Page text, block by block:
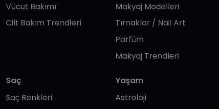
Vücut Bakımı
Cilt Bakım Trendleri
Makyaj Modelleri
Tırnaklar / Nail Art
Parfüm
Makyaj Trendleri
Saç
Saç Renkleri
Yaşam
Astroloji